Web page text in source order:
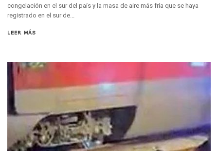
Vuelca Camioneta Con Jornaleros Cerca De Talpa De
Así Protege La Suprema Corte A Dueños De Vehículos
Muere Joven Tras Ser Arrollado Por Un Camión De
Formalizan Uso De Espacio Comunitario En Verde Vallarta
Choque De Camionetas Deja Un Muerto En Autopista A
Detienen A Peligroso Homicida De Guadalajara, Vinculado
Aprueban Nuevo Programa De Becas Escolares En Puerto
Grasas De Establecimientos Comerciales Provocan
Colocan Cruz En Memoria De Clarisa Rodríguez En El Sitio
Parejas En México: Bajan Matrimonios Y Crecen Uniones
congelación en el sur del país y la masa de aire más fría que se haya
registrado en el sur de...
LEER MÁS